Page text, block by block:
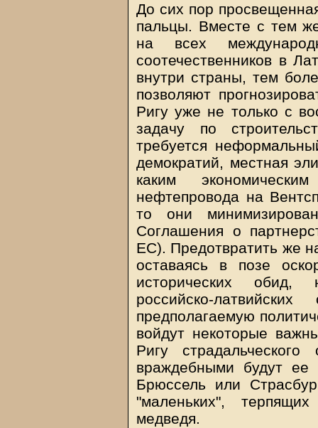
До сих пор
пальцы. Вместе с тем
на всех
соотечественников в
внутри страны, тем
позволяют
Ригу уже не только с
задачу по
требуется
демократий, местная
каким
нефтепровода на
то они
Соглашения о
ЕС). Предотвратить же
оставаясь в позе
исторических обид,
российско-
предполагаемую
войдут некоторые
Ригу
враждебными будут
Брюссель или
"маленьких",
медведя.